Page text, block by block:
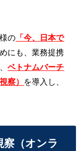
の 「今、日本で
にも、業務提携
ベトナムバーチ
察） を導入し、
（オンラ